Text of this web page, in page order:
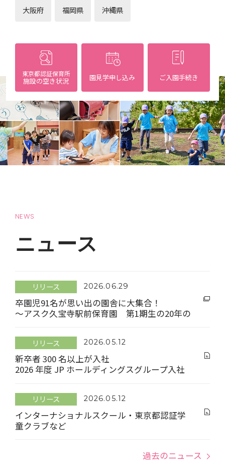
大阪府 福岡県 沖縄県
東京都認証保育所
施設の空き状況 園見学申し込み ご入園手続き
NEWS
ニュース
リリース 2026.06.29
卒園児91名が思い出の園舎に大集合！
～アスク久宝寺駅前保育園 第1期生の20年の
リリース 2026.05.12
新卒者 300 名以上が入社
2026 年度 JP ホールディングスグループ入社
リリース 2026.05.12
インターナショナルスクール・東京都認証学
童クラブなど
子どもたちの未来を広げる新事業もスター
過去のニュース